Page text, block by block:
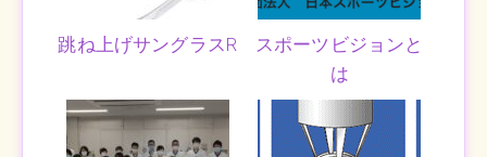
跳ね上げサングラスR
スポーツビジョンと
は